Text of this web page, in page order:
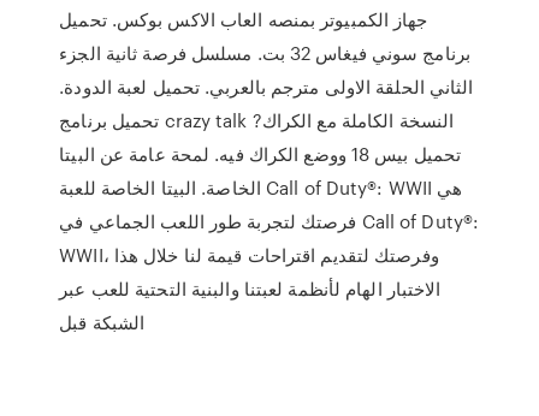
جهاز الكمبيوتر بمنصه العاب الاكس بوكس. تحميل
برنامج سوني فيغاس 32 بت. مسلسل فرصة ثانية الجزء
الثاني الحلقة الاولى مترجم بالعربي. تحميل لعبة الدودة.
تحميل برنامج crazy talk النسخة الكاملة مع الكراك?
تحميل بيس 18 ووضع الكراك فيه. لمحة عامة عن البيتا
الخاصة. البيتا الخاصة للعبة Call of Duty®: WWII هي
فرصتك لتجربة طور اللعب الجماعي في Call of Duty®:
WWII، وفرصتك لتقديم اقتراحات قيمة لنا خلال هذا
الاختبار الهام لأنظمة لعبتنا والبنية التحتية للعب عبر
الشبكة قبل